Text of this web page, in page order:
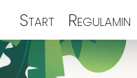
Start Regulamin